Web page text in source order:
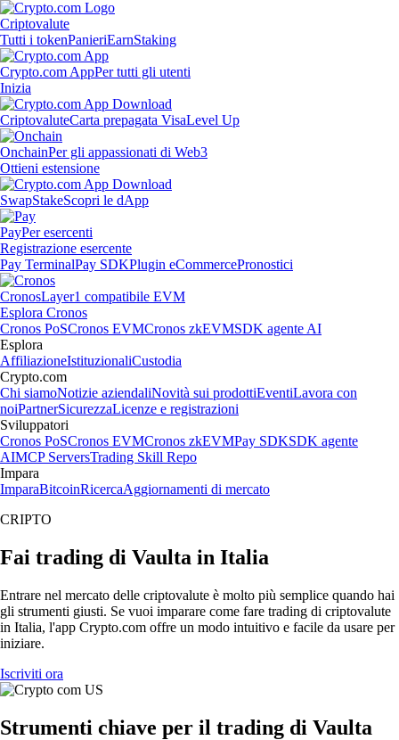
Criptovalute
Tutti i tokenPanieriEarnStaking
Crypto.com AppPer tutti gli utenti
Inizia
CriptovaluteCarta prepagata VisaLevel Up
OnchainPer gli appassionati di Web3
Ottieni estensione
SwapStakeScopri le dApp
PayPer esercenti
Registrazione esercente
Pay TerminalPay SDKPlugin eCommercePronostici
CronosLayer1 compatibile EVM
Esplora Cronos
Cronos PoSCronos EVMCronos zkEVMSDK agente AI
Esplora
AffiliazioneIstituzionaliCustodia
Crypto.com
Chi siamoNotizie aziendaliNovità sui prodottiEventiLavora con
noiPartnerSicurezzaLicenze e registrazioni
Sviluppatori
Cronos PoSCronos EVMCronos zkEVMPay SDKSDK agente
AIMCP ServersTrading Skill Repo
Impara
ImparaBitcoinRicercaAggiornamenti di mercato
CRIPTO
Fai trading di Vaulta in Italia
Entrare nel mercato delle criptovalute è molto più semplice quando hai
gli strumenti giusti. Se vuoi imparare come fare trading di criptovalute
in Italia, l'app Crypto.com offre un modo intuitivo e facile da usare per
iniziare.
Iscriviti ora
Strumenti chiave per il trading di Vaulta